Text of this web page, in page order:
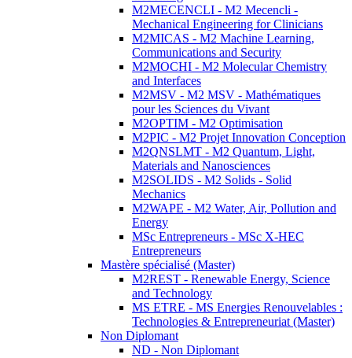
M2MECENCLI - M2 Mecencli -
Mechanical Engineering for Clinicians
M2MICAS - M2 Machine Learning,
Communications and Security
M2MOCHI - M2 Molecular Chemistry
and Interfaces
M2MSV - M2 MSV - Mathématiques
pour les Sciences du Vivant
M2OPTIM - M2 Optimisation
M2PIC - M2 Projet Innovation Conception
M2QNSLMT - M2 Quantum, Light,
Materials and Nanosciences
M2SOLIDS - M2 Solids - Solid
Mechanics
M2WAPE - M2 Water, Air, Pollution and
Energy
MSc Entrepreneurs - MSc X-HEC
Entrepreneurs
Mastère spécialisé (Master)
M2REST - Renewable Energy, Science
and Technology
MS ETRE - MS Energies Renouvelables :
Technologies & Entrepreneuriat (Master)
Non Diplomant
ND - Non Diplomant